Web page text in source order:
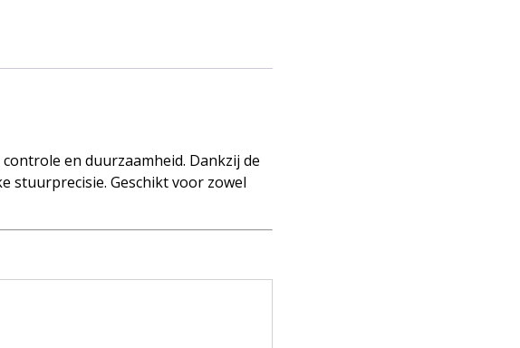
en duurzaamheid. Dankzij de
stuurprecisie. Geschikt voor zowel